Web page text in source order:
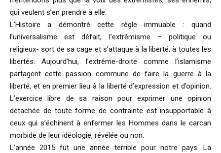
qui veulent s’en prendre à elle.
L’Histoire a démontré cette règle immuable : quand
l’universalisme est défait, l’extrémisme – politique ou
religieux- sort de sa cage et s’attaque à la liberté, à toutes les
libertés. Aujourd’hui, l’extrême-droite comme l’islamisme
partagent cette passion commune de faire la guerre à la
liberté, et en premier lieu à la liberté d’expression et d’opinion.
L’exercice libre de sa raison pour exprimer une opinion
détachée de toute forme de contrainte est insupportable à
ceux qui s’échinent à enfermer les Hommes dans le carcan
morbide de leur idéologie, révélée ou non.
L’année 2015 fut une année terrible pour notre pays. La